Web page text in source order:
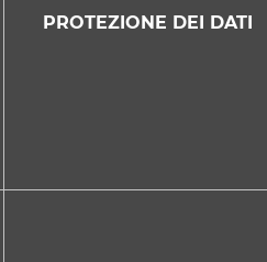
PROTEZIONE DEI DATI